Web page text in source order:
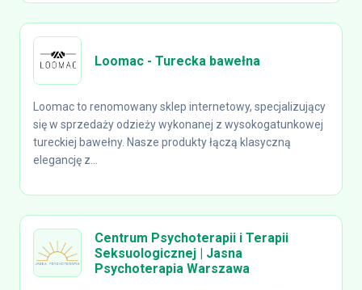
Loomac - Turecka bawełna
Loomac to renomowany sklep internetowy, specjalizujący
się w sprzedaży odzieży wykonanej z wysokogatunkowej
tureckiej bawełny. Nasze produkty łączą klasyczną
elegancję z...
Centrum Psychoterapii i Terapii
Seksuologicznej | Jasna
Psychoterapia Warszawa